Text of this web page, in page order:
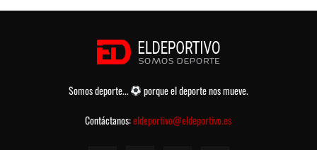
Somos deporte...
porque el deporte nos mueve.
Contáctanos:eldeportivo@eldeportivo.es